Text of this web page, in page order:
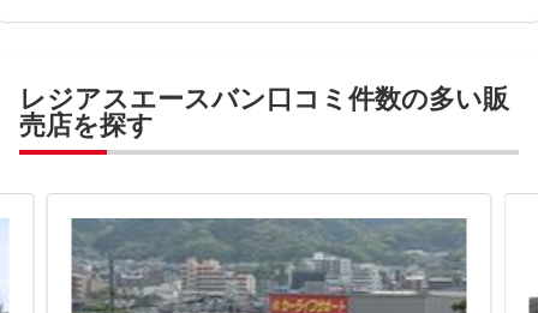
レジアスエースバン口コミ件数の多い販
売店を探す